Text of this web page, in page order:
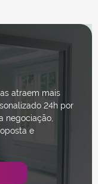
atraem mais
24h por
negociação,
e